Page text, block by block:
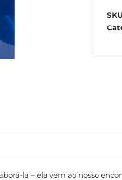
la – ela vem ao nosso